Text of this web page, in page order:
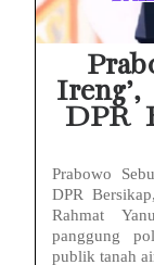
DPR
Prabowo
DPR
Rahmat
panggung
publik tanah